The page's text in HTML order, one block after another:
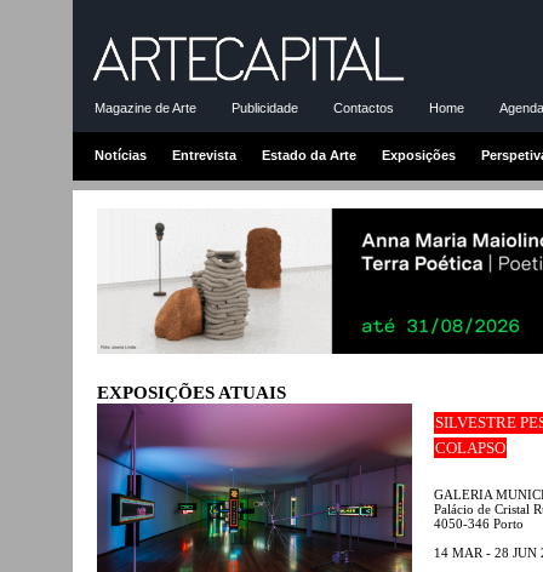
Magazine de Arte Publicidade Contactos Home
Notícias Entrevista Estado da Arte Exposições
EXPOSIÇÕES ATUAIS
SILVESTRE
COLAPSO
GALERIA
Palácio de Cristal
4050-346 Porto
14 MAR - 28 JUN